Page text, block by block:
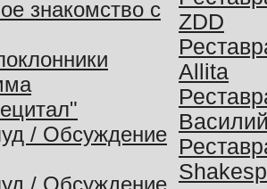
знакомство с
/ Обсуждение
/ Обсуждение
ZDD
Allita